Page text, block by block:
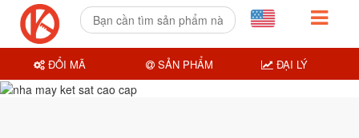
ĐỔI MÃ SẢN PHẨM ĐẠI LÝ